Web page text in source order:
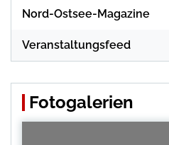
Nord-Ostsee-Magazine
Veranstaltungsfeed
Fotogalerien